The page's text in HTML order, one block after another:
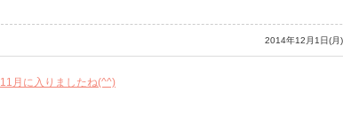
2014年12月1日(月
11月に入りましたね(^^)